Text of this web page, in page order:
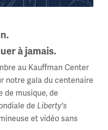
à jamais.
au Kauffman Center
notre gala du centenaire
musique, de
de Liberty's
et vidéo sans